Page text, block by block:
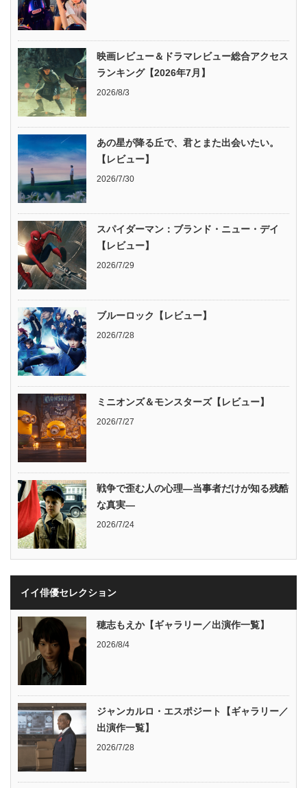
映画レビュー＆ドラマレビュー総合アクセス
ランキング【2026年7月】
2026/8/3
あの星が降る丘で、君とまた出会いたい。
【レビュー】
2026/7/30
スパイダーマン：ブランド・ニュー・デイ
【レビュー】
2026/7/29
ブルーロック【レビュー】
2026/7/28
ミニオンズ＆モンスターズ【レビュー】
2026/7/27
戦争で歪む人の心理―当事者だけが知る残酷
な真実―
2026/7/24
イイ俳優セレクション
穂志もえか【ギャラリー／出演作一覧】
2026/8/4
ジャンカルロ・エスポジート【ギャラリー／
出演作一覧】
2026/7/28